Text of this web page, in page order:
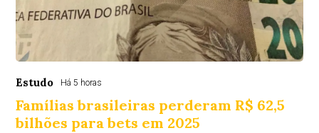
Estudo Há 5 horas
Famílias brasileiras perderam R$ 62,5
bilhões para bets em 2025